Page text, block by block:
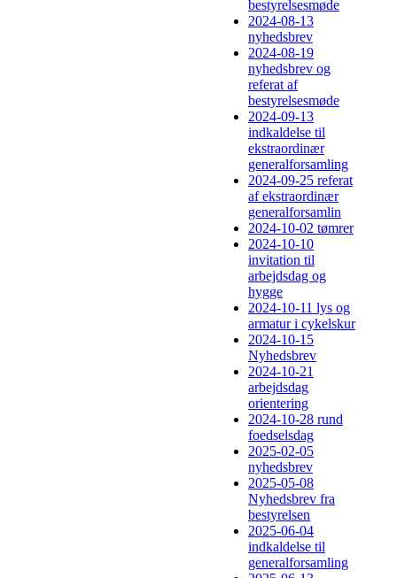
bestyrelsesmøde
2024-08-13
nyhedsbrev
2024-08-19
nyhedsbrev og
referat af
bestyrelsesmøde
2024-09-13
indkaldelse til
ekstraordinær
generalforsamling
2024-09-25 referat
af ekstraordinær
generalforsamlin
2024-10-02 tømrer
2024-10-10
invitation til
arbejdsdag og
hygge
2024-10-11 lys og
armatur i cykelskur
2024-10-15
Nyhedsbrev
2024-10-21
arbejdsdag
orientering
2024-10-28 rund
foedselsdag
2025-02-05
nyhedsbrev
2025-05-08
Nyhedsbrev fra
bestyrelsen
2025-06-04
indkaldelse til
generalforsamling